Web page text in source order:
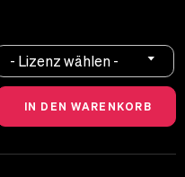
- Lizenz wählen -